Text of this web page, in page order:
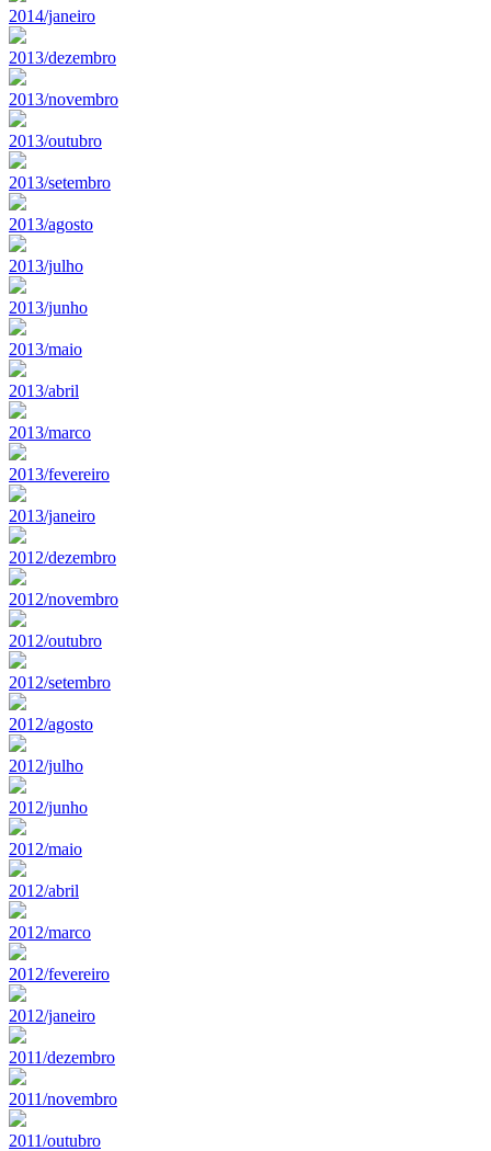
2014/janeiro
2013/dezembro
2013/novembro
2013/outubro
2013/setembro
2013/agosto
2013/julho
2013/junho
2013/maio
2013/abril
2013/marco
2013/fevereiro
2013/janeiro
2012/dezembro
2012/novembro
2012/outubro
2012/setembro
2012/agosto
2012/julho
2012/junho
2012/maio
2012/abril
2012/marco
2012/fevereiro
2012/janeiro
2011/dezembro
2011/novembro
2011/outubro